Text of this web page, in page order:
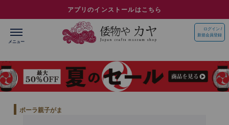
アプリのインストールはこちら
ログイン /
新規会員登録
ポーラ親子がま